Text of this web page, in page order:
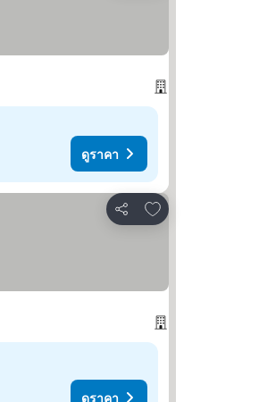
ดูราคา
แชร์
เพิ่มในรายการโปรด
ดูราคา